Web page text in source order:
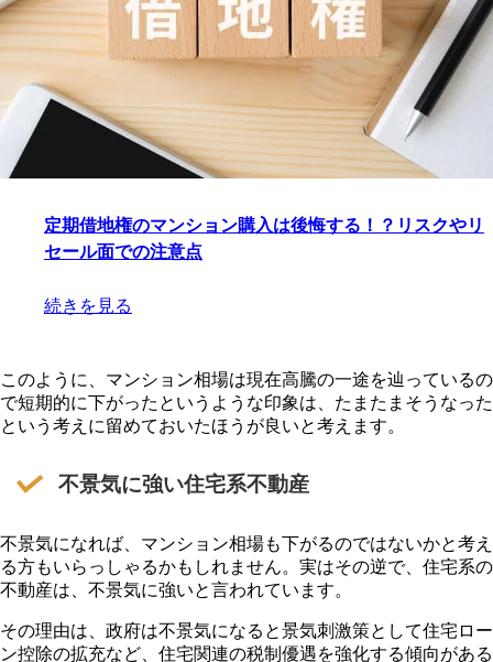
定期借地権のマンション購入は後悔する！？リスクやリ
セール面での注意点
続きを見る
このように、マンション相場は現在高騰の一途を辿っているの
で短期的に下がったというような印象は、たまたまそうなった
という考えに留めておいたほうが良いと考えます。
不景気に強い住宅系不動産
不景気になれば、マンション相場も下がるのではないかと考え
る方もいらっしゃるかもしれません。実はその逆で、住宅系の
不動産は、不景気に強いと言われています。
その理由は、政府は不景気になると景気刺激策として住宅ロー
ン控除の拡充など、住宅関連の税制優遇を強化する傾向がある